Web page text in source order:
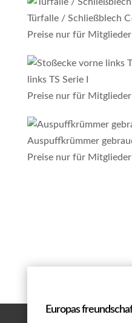
Türfalle / Schließblech
Preise nur für Mitglieder
links TS Serie I
Preise nur für Mitglieder
Auspuffkrümmer
Preise nur für Mitglieder
Europas